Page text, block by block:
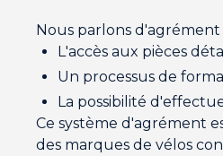
Nous parlons
L'accès aux pièces
Un processus de
La possibilité
Ce système d'agrément
des marques de vélos